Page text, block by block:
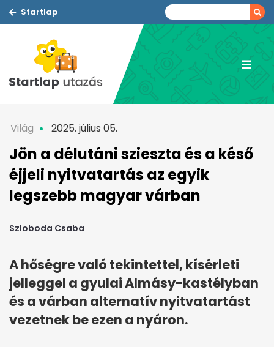
Startlap
Világ 2025. július 05.
Jön a délutáni szieszta és a késő
éjjeli nyitvatartás az egyik
legszebb magyar várban
Szloboda Csaba
A hőségre való tekintettel, kísérleti
jelleggel a gyulai Almásy-kastélyban
és a várban alternatív nyitvatartást
vezetnek be ezen a nyáron.